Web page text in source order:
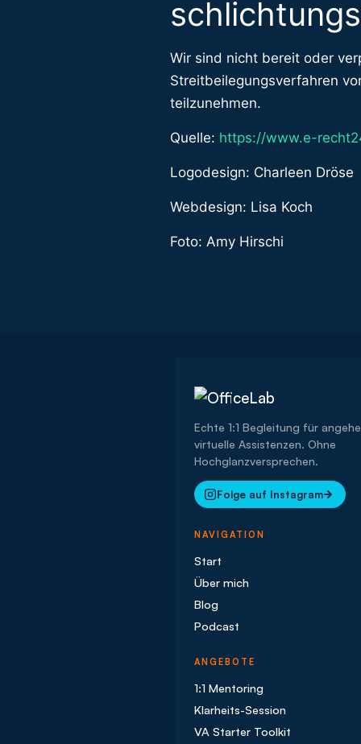
Wir sind nicht bereit oder
Streitbeilegungsverfahren
teilzunehmen.
Quelle: https://www.e-
Logodesign: Charleen Dröse
Webdesign: Lisa Koch
Foto: Amy Hirschi
Echte 1:1 Begleitung für
virtuelle Assistenzen. Ohne
Hochglanzversprechen.
Folge auf Instagram
NAVIGATION
Start
Über mich
Blog
Podcast
ANGEBOTE
1:1 Mentoring
Klarheits-Session
VA Starter Toolkit